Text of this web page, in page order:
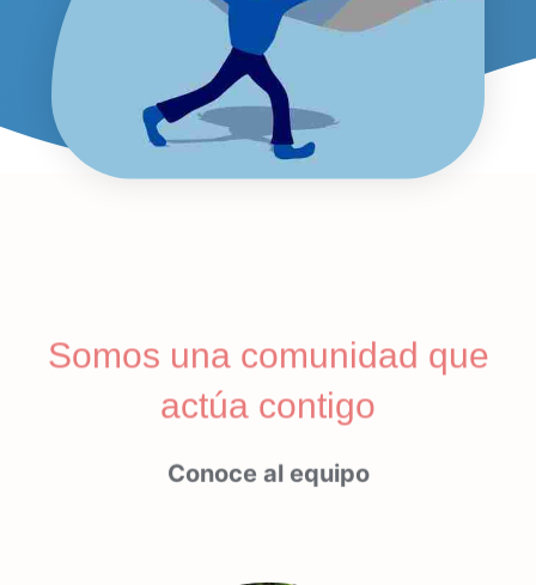
Somos una comunidad que
actúa contigo
Conoce al equipo